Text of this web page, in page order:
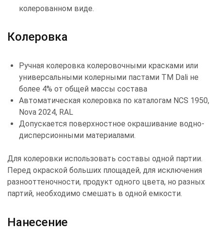
колерованном виде.
Колеровка
Ручная колеровка колеровочными красками или
универсальными колерными пастами TM Dali не
более 4% от общей массы состава
Автоматическая колеровка по каталогам NCS 1950,
Nova 2024, RAL
Допускается поверхностное окрашивание водно-
дисперсионными материалами.
Для колеровки использовать составы одной партии.
Перед окраской больших площадей, для исключения
разнооттеночности, продукт одного цвета, но разных
партий, необходимо смешать в одной емкости.
Нанесение